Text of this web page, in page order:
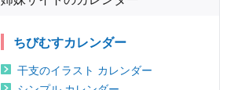
ちびむすカレンダー
干支のイラスト カレンダー